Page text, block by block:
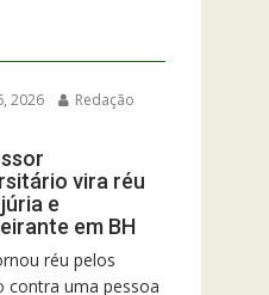
2026
Redação
vira réu
e
em BH
réu pelos
contra uma pessoa